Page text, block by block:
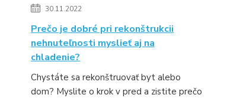
30.11.2022
Prečo je dobré pri rekonštrukcii
nehnuteľnosti myslieť aj na
chladenie?
Chystáte sa rekonštruovať byt alebo
dom? Myslite o krok v pred a zistite prečo